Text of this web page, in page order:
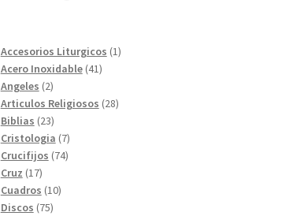
Accesorios Liturgicos 11
Acero Inoxidable 4141
Angeles 22
productos
Articulos Religiosos 2828
Biblias 2323
productos
Cristologia 77
productos
Crucifijos 7474
Cruz 1717
productos
Cuadros 1010
Discos 7575